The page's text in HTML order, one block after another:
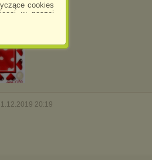
cookies
w naszej
może
niestety
działań
reklama nie
to reklama
20:19